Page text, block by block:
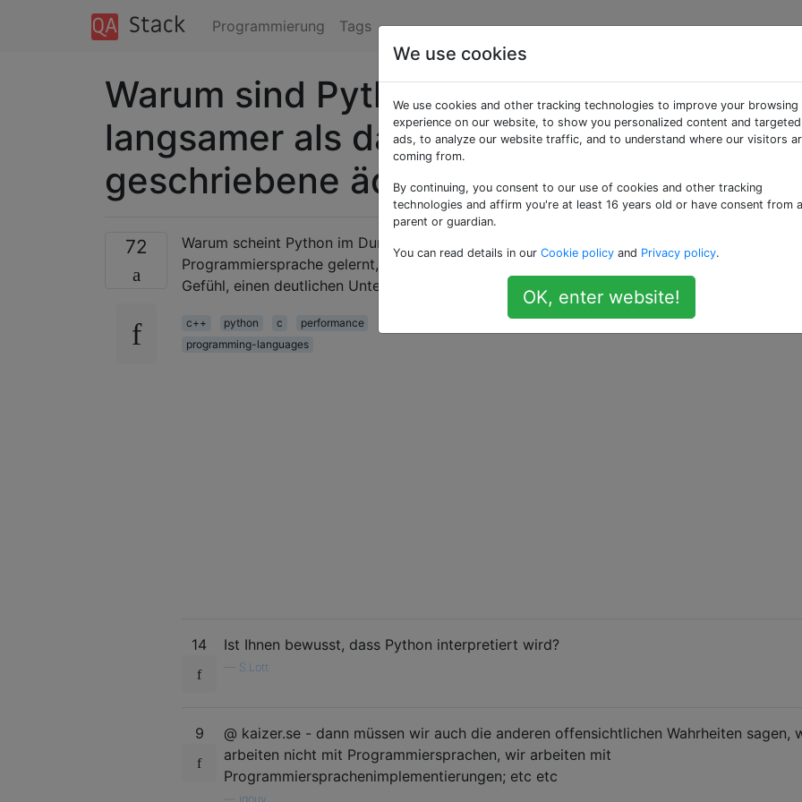
Programmierung Tags
Warum sind Python-Programme oft
langsamer als das in C oder C ++
geschriebene äquivalente Programm?
72
Warum scheint Python im Durchschnitt langsamer als C / C ++? Ich habe Python als meine
Programmiersprache gelernt, aber ich habe gerade erst mit C angefangen und habe
Gefühl, einen deutlichen Unterschied zu erkennen.
c++ python c
performance
programming-languages
14 Ist Ihnen bewusst, dass Python interpretiert wird?
S.Lott
9
@ kaizer.se - dann müssen wir auch die anderen offensichtlichen Wahrheiten sagen,
arbeiten nicht mit Programmiersprachen, wir arbeiten mit
Programmiersprachenimplementierungen; etc etc
igouy
We use cookies
We use cookies and other tracking technologies to improve your browsing
experience on our website, to show you personalized content and targeted
ads, to analyze our website traffic, and to understand where our visitors
coming from.
By continuing, you consent to our use of cookies and other tracking
technologies and affirm you're at least 16 years old or have consent from a
parent or guardian.
You can read details in our Cookie policy and Privacy policy.
OK, enter website!